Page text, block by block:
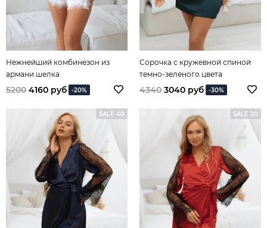
Нежнейший комбинезон из
армани шелка
5200 4160 руб -20%
Сорочка с кружевной спиной
темно-зеленого цвета
4340 3040 руб -30%
SALE 40 SALE 20